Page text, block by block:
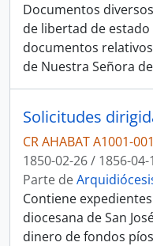
Documentos
de libertad de
documentos
de Nuestra Señora
CR AHABAT A1001-
1850-02-26 / 1856-04-
Parte de
Contiene
diocesana de San
dinero de fondos